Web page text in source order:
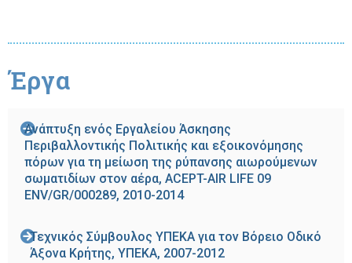
Έργα
Ανάπτυξη ενός Εργαλείου Άσκησης
Περιβαλλοντικής Πολιτικής και εξοικονόμησης
πόρων για τη μείωση της ρύπανσης αιωρούμενων
σωματιδίων στον αέρα, ACEPT-AIR LIFE 09
ENV/GR/000289, 2010-2014
Τεχνικός Σύμβουλος ΥΠΕΚΑ για τον Βόρειο Οδικό
Άξονα Κρήτης, ΥΠΕΚΑ, 2007-2012